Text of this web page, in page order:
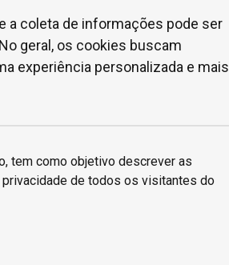
a coleta de informações pode ser
geral, os cookies buscam
experiência personalizada e mais
tem como objetivo descrever as
de todos os visitantes do